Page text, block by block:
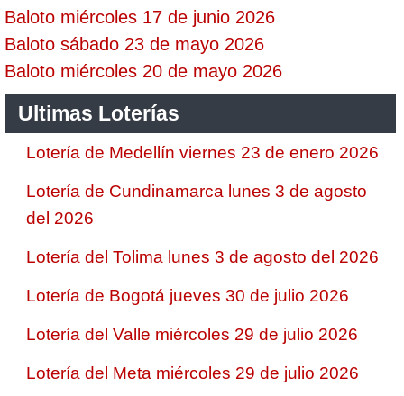
Baloto miércoles 17 de junio 2026
Baloto sábado 23 de mayo 2026
Baloto miércoles 20 de mayo 2026
Ultimas Loterías
Lotería de Medellín viernes 23 de enero 2026
Lotería de Cundinamarca lunes 3 de agosto
del 2026
Lotería del Tolima lunes 3 de agosto del 2026
Lotería de Bogotá jueves 30 de julio 2026
Lotería del Valle miércoles 29 de julio 2026
Lotería del Meta miércoles 29 de julio 2026